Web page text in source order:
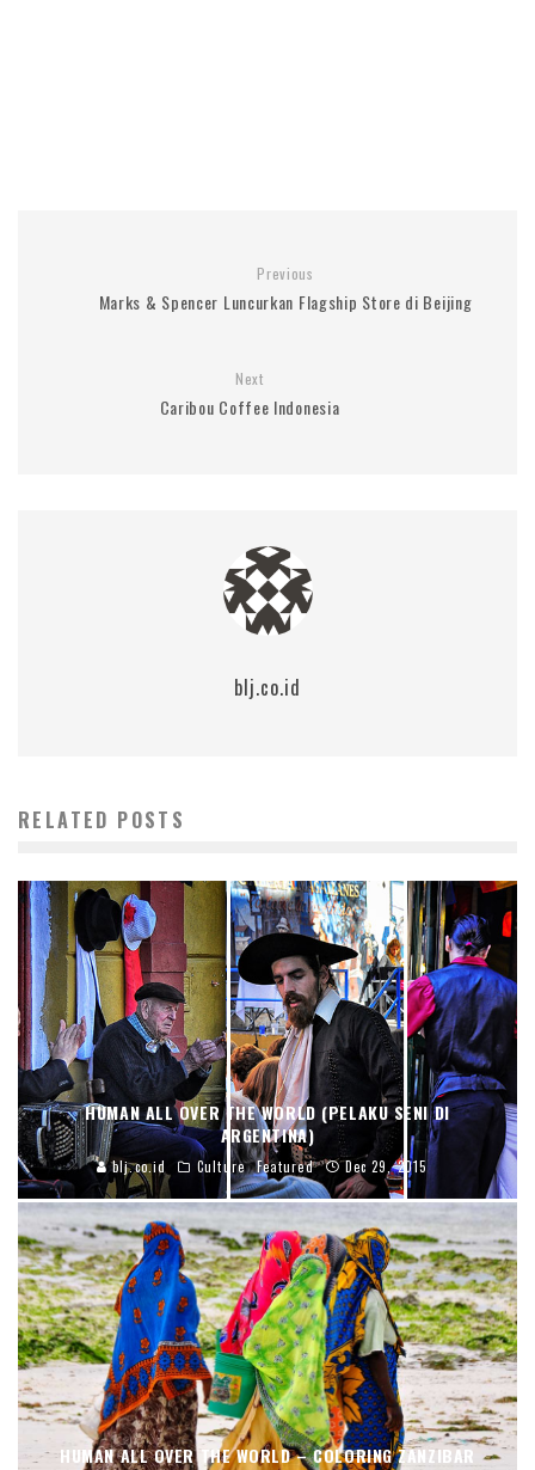
Previous
Marks & Spencer Luncurkan Flagship Store di Beijing
Next
Caribou Coffee Indonesia
blj.co.id
RELATED POSTS
HUMAN ALL OVER THE WORLD (PELAKU SENI DI
ARGENTINA)
blj.co.id Culture Featured Dec 29, 2015
HUMAN ALL OVER THE WORLD – COLORING ZANZIBAR